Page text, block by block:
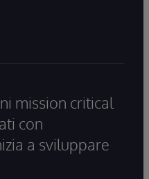
mission critical
con
a sviluppare